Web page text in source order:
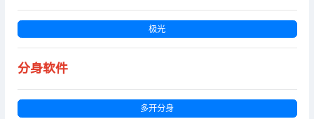
极光
分身软件
多开分身